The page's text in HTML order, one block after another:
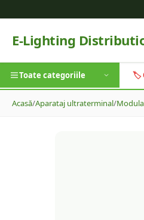
E-Lighting
Toate categoriile 🏷️
Acasă/Aparataj ultraterminal/